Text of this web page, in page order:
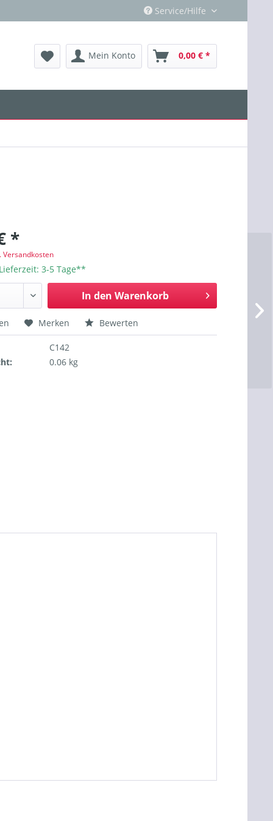
Service/Hilfe
Mein Konto 0,00 € *
*
Versandkosten
3-5 Tage**
In den Warenkorb
Merken Bewerten
C142
0.06 kg